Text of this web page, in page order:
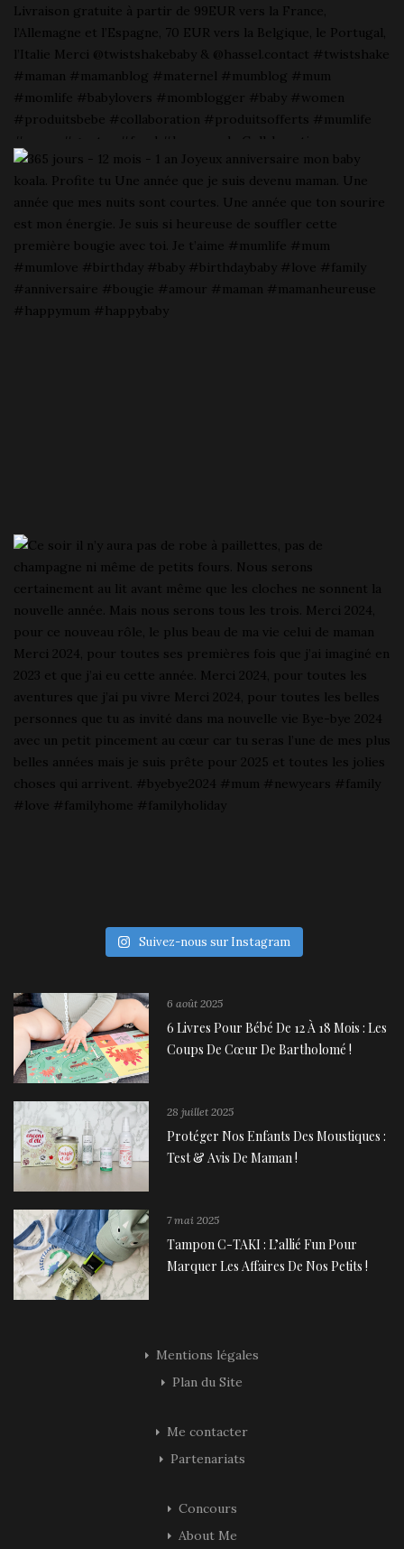
Suivez-nous sur Instagram
6 août 2025
6 Livres Pour Bébé De 12 À 18 Mois : Les
Coups De Cœur De Bartholomé !
28 juillet 2025
Protéger Nos Enfants Des Moustiques :
Test & Avis De Maman !
7 mai 2025
Tampon C-TAKI : L’allié Fun Pour
Marquer Les Affaires De Nos Petits !
Mentions légales
Plan du Site
Me contacter
Partenariats
Concours
About Me